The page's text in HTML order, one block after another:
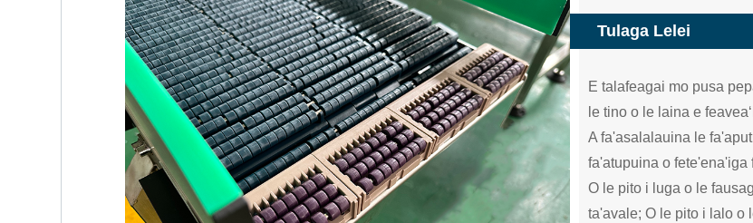
Tulaga Lelei
E talafeagai mo pusa
le tino o le laina e
A fa'asalalauina le
fa'atupuina o fete'ena'iga
O le pito i luga o le
ta'avale; O le pito i lalo o